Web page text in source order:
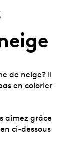
de neige? Il
en colorier
aimez grâce
ci-dessous